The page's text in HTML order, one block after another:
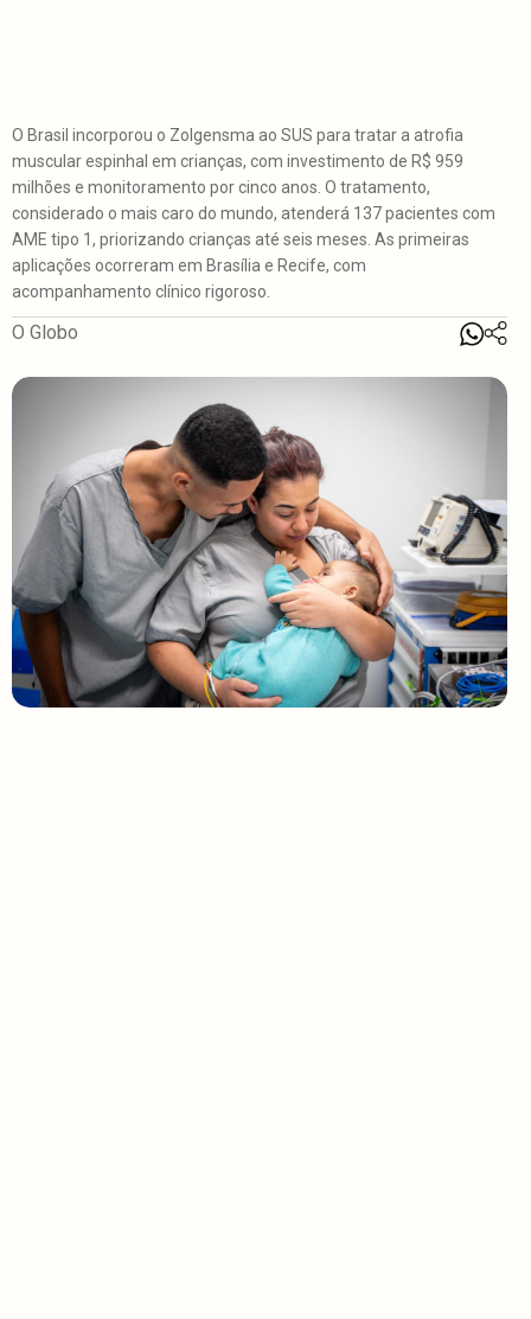
O Brasil incorporou o Zolgensma ao SUS para tratar a atrofia
muscular espinhal em crianças, com investimento de R$ 959
milhões e monitoramento por cinco anos. O tratamento,
considerado o mais caro do mundo, atenderá 137 pacientes com
AME tipo 1, priorizando crianças até seis meses. As primeiras
aplicações ocorreram em Brasília e Recife, com
acompanhamento clínico rigoroso.
O Globo